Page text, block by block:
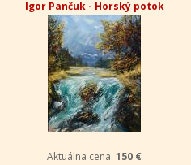
Igor Pančuk - Horský potok
Aktuálna cena: 150 €